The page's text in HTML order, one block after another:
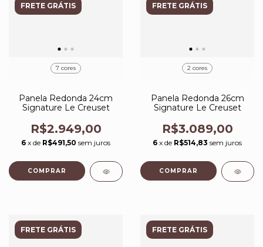
FRETE GRÁTIS
7 cores
Panela Redonda 24cm
Signature Le Creuset
R$2.949,00
6 x de R$491,50 sem juros
COMPRAR
FRETE GRÁTIS
2 cores
Panela Redonda 26cm
Signature Le Creuset
R$3.089,00
6 x de R$514,83 sem juros
COMPRAR
FRETE GRÁTIS FRETE GRÁTIS